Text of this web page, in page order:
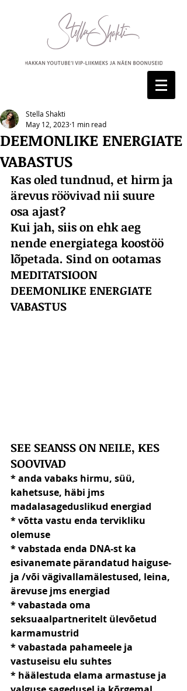
DEEMONLIKE ENERGIATE
VABASTUS
Stella Shakti
May 12, 2023 1 min read
Kas oled tundnud, et hirm ja
ärevus röövivad nii suure
osa ajast?
Kui jah, siis on ehk aeg
nende energiatega koostöö
lõpetada. Sind on ootamas
MEDITATSIOON
DEEMONLIKE ENERGIATE
VABASTUS
SEE SEANSS ON NEILE, KES
SOOVIVAD
* anda vabaks hirmu, süü,
kahetsuse, häbi jms
madalasageduslikud energiad
* võtta vastu enda tervikliku
olemuse
* vabstada enda DNA-st ka
esivanemate pärandatud haiguse-
ja /või vägivallamälestused, leina,
ärevuse jms energiad
* vabastada oma
seksuaalpartneritelt ülevõetud
karmamustrid
* vabastada pahameele ja
vastuseisu elu suhtes
* häälestuda elama armastuse ja